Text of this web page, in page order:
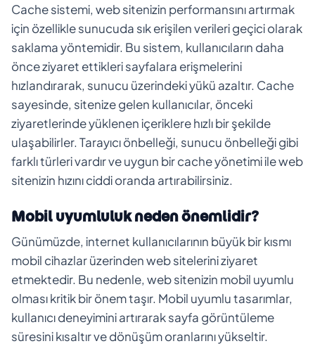
Cache sistemi, web sitenizin performansını artırmak
için özellikle sunucuda sık erişilen verileri geçici olarak
saklama yöntemidir. Bu sistem, kullanıcıların daha
önce ziyaret ettikleri sayfalara erişmelerini
hızlandırarak, sunucu üzerindeki yükü azaltır. Cache
sayesinde, sitenize gelen kullanıcılar, önceki
ziyaretlerinde yüklenen içeriklere hızlı bir şekilde
ulaşabilirler. Tarayıcı önbelleği, sunucu önbelleği gibi
farklı türleri vardır ve uygun bir cache yönetimi ile web
sitenizin hızını ciddi oranda artırabilirsiniz.
Mobil uyumluluk neden önemlidir?
Günümüzde, internet kullanıcılarının büyük bir kısmı
mobil cihazlar üzerinden web sitelerini ziyaret
etmektedir. Bu nedenle, web sitenizin mobil uyumlu
olması kritik bir önem taşır. Mobil uyumlu tasarımlar,
kullanıcı deneyimini artırarak sayfa görüntüleme
süresini kısaltır ve dönüşüm oranlarını yükseltir.